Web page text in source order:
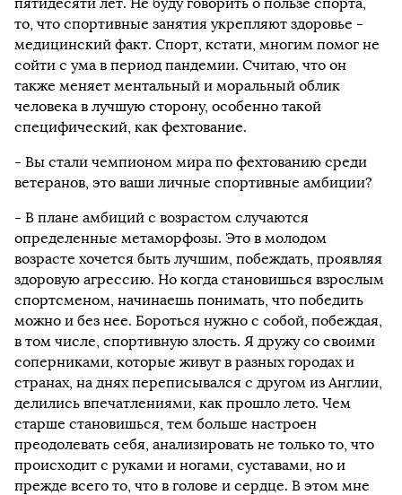
то, что спортивные занятия укрепляют здоровье -
медицинский факт. Спорт, кстати, многим помог не
сойти с ума в период пандемии. Считаю, что он
также меняет ментальный и моральный облик
человека в лучшую сторону, особенно такой
специфический, как фехтование.
- Вы стали чемпионом мира по фехтованию среди
ветеранов, это ваши личные спортивные амбиции?
- В плане амбиций с возрастом случаются
определенные метаморфозы. Это в молодом
возрасте хочется быть лучшим, побеждать, проявляя
здоровую агрессию. Но когда становишься взрослым
спортсменом, начинаешь понимать, что победить
можно и без нее. Бороться нужно с собой, побеждая,
в том числе, спортивную злость. Я дружу со своими
соперниками, которые живут в разных городах и
странах, на днях переписывался с другом из Англии,
делились впечатлениями, как прошло лето. Чем
старше становишься, тем больше настроен
преодолевать себя, анализировать не только то, что
происходит с руками и ногами, суставами, но и
прежде всего то, что в голове и сердце. В этом мне